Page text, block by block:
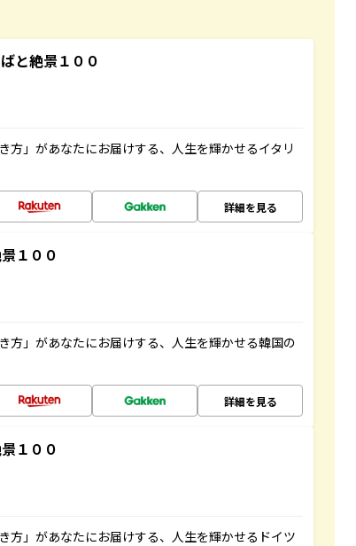
と絶景１００
方」があなたにお届けする、人生を輝かせるイタリ
詳細を見る
１００
方」があなたにお届けする、人生を輝かせる韓国の
詳細を見る
１００
方」があなたにお届けする、人生を輝かせるドイツ